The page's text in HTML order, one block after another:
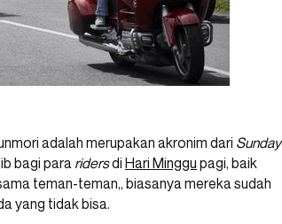
adalah merupakan akronim dari Sunday
bagi para ridersdi Hari Minggu pagi, baik
teman-teman,, biasanya mereka sudah
yang tidak bisa.